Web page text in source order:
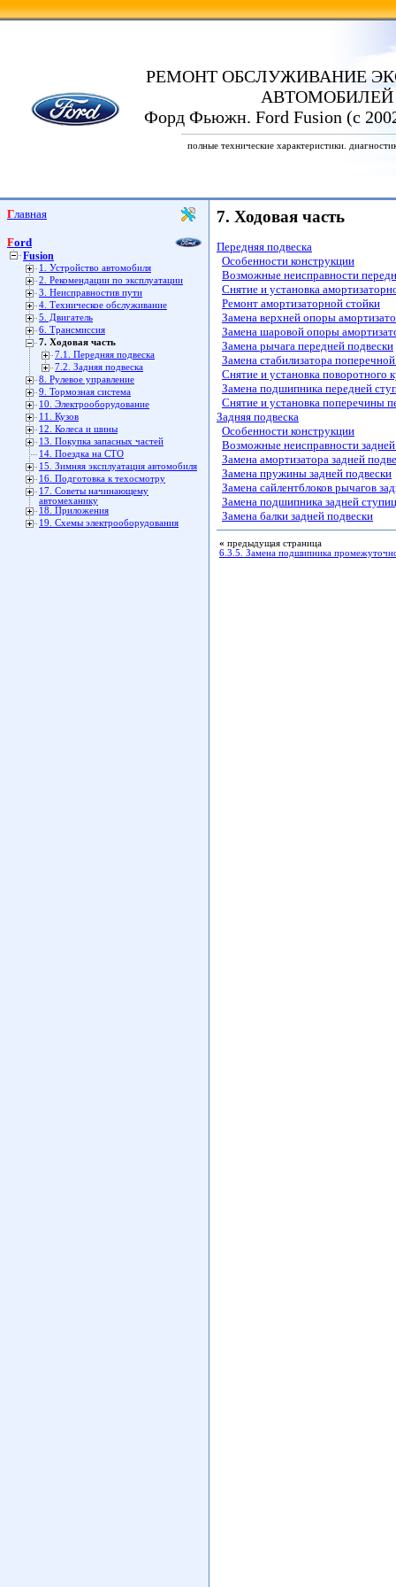
РЕМОНТ ОБСЛУЖИВАНИЕ
АВТОМОБИЛЕЙ
Форд Фьюжн. Ford Fusion (с
полные технические характеристики.
Главная
Ford
Fusion
1. Устройство автомобиля
2. Рекомендации по эксплуатации
3. Неисправностив пути
4. Техническое обслуживание
5. Двигатель
6. Трансмиссия
7. Ходовая часть
7.1. Передняя подвеска
7.2. Задняя подвеска
8. Рулевое управление
9. Тормозная система
10. Электрооборудование
11. Кузов
12. Колеса и шины
13. Покупка запасных частей
14. Поездка на СТО
15. Зимняя эксплуатация автомобиля
16. Подготовка к техосмотру
17. Советы начинающему
автомеханику
18. Приложения
19. Схемы электрооборудования
7. Ходовая часть
Передняя подвеска
Особенности конструкции
Возможные неисправности
Снятие и установка
Ремонт амортизаторной стойки
Замена верхней опоры
Замена шаровой опоры
Замена рычага передней подвески
Замена стабилизатора
Снятие и установка поворотного
Замена подшипника передней
Снятие и установка поперечины
Задняя подвеска
Особенности конструкции
Возможные неисправности
Замена амортизатора задней
Замена пружины задней подвески
Замена сайлентблоков рычагов
Замена подшипника задней
Замена балки задней подвески
« предыдущая страница
6.3.5. Замена подшипника